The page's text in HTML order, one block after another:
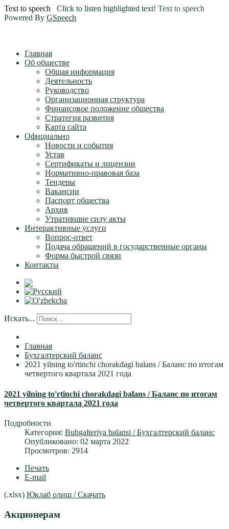
Text to speech Click to listen highlighted text! Text to speech
Powered By GSpeech
Главная
Об обществе
Общая информация
Деятельность
Руководство
Организационная структура
Финансовое положение общества
Стратегия развития
Карта сайта
Официально
Новости и события
Устав
Сертификаты и лицензии
Нормативно-правовая база
Тендеры
Вакансии
Паспорт общества
Архив
Утратившие силу акты
Интерактивные услуги
Вопрос-ответ
Подача обращений в государственные органы
Форма быстрой связи
Контакты
Искать...
Главная
Бухгалтерский баланс
2021 yilning to'rtinchi chorakdagi balans / Баланс по итогам
четвертого квартала 2021 года
2021 yilning to'rtinchi chorakdagi balans / Баланс по итогам
четвертого квартала 2021 года
Подробности
Категория: Buhgalteriya balansi / Бухгалтерский баланс
Опубликовано: 02 марта 2022
Просмотров: 2914
Печать
E-mail
(.xlsx) Юқлаб олиш / Скачать
Акционерам